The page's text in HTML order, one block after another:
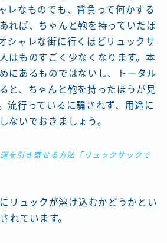
レなものでも、背負って何かする
れば、ちゃんと鞄を持っていたほ
シャレな街に行くほどリュックサ
はものすごく少なくなります。本
にあるものではないし、トータル
と、ちゃんと鞄を持ったほうが見
流行っているに騙されず、用途に
ないでおきましょう。
を引き寄せる方法「リュックサックで
リュックが溶け込むかどうかとい
れています。